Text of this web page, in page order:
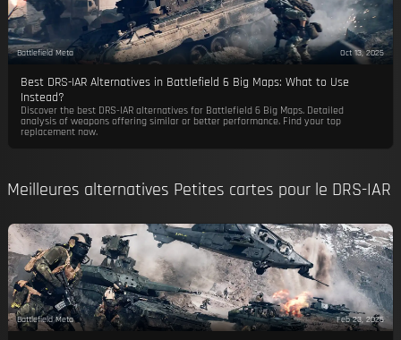
Battlefield Meta Oct 13, 2025
Best DRS-IAR Alternatives in Battlefield 6 Big Maps: What to Use
Instead?
Discover the best DRS-IAR alternatives for Battlefield 6 Big Maps. Detailed
analysis of weapons offering similar or better performance. Find your top
replacement now.
Meilleures alternatives Petites cartes pour le DRS-IAR
Battlefield Meta Feb 23, 2026